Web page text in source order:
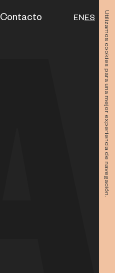
Utilizamos cookies para una mejor experiencia de navegación.
Contacto ENES